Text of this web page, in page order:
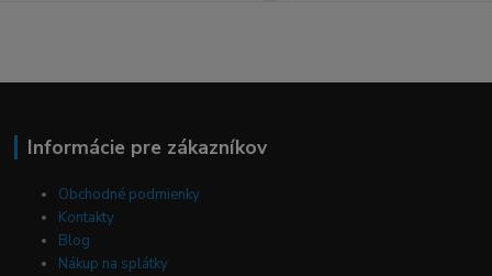
Informácie pre zákazníkov
Obchodné podmienky
Kontakty
Blog
Nákup na splátky